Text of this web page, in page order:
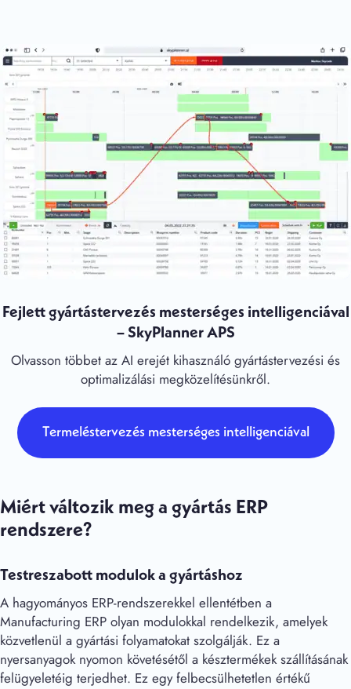
Fejlett gyártástervezés mesterséges intelligenciával
– SkyPlanner APS
Olvasson többet az AI erejét kihasználó gyártástervezési és
optimalizálási megközelítésünkről.
Termeléstervezés mesterséges intelligenciával
Miért változik meg a gyártás ERP
rendszere?
Testreszabott modulok a gyártáshoz
A hagyományos ERP-rendszerekkel ellentétben a
Manufacturing ERP olyan modulokkal rendelkezik, amelyek
közvetlenül a gyártási folyamatokat szolgálják. Ez a
nyersanyagok nyomon követésétől a késztermékek szállításának
felügyeletéig terjedhet. Ez egy felbecsülhetetlen értékű